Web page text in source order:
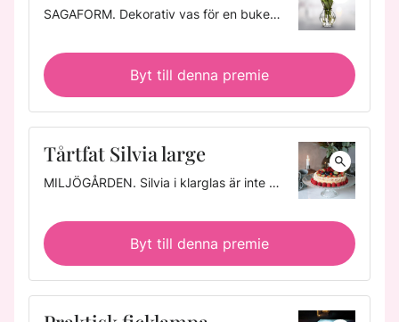
SAGAFORM. Dekorativ vas för en bukett med rosor eller andra längre snittblommor. Hamrad yta, munblåst glas. Ett fint läderband med pärla ingår. Höjd: 22,1 cm. Diameter: 12,4 cm. Tål ej maskindisk. Tidlös design har alltid varit en stomme för Sagaform och med en stark relation till den skandinaviska formgivningen fortsätter de att utveckla hållbara produkter för hemmet.
Byt till denna premie
Tårtfat Silvia large
MILJÖGÅRDEN. Silvia i klarglas är inte bara ett vanligt tårtfat; det är ett mästerverk av design och hantverk. De subtila rillorna på ytan skapar en oemotståndlig visuell effekt och ger fatet en elegant karaktär. Tårtfatet är perfekt för alla festliga tillfällen, från stora kalas till intima sammankomster. Höjd: 10,5 cm. Diameter: 31,5 cm. Tål diskmaskin.
Byt till denna premie